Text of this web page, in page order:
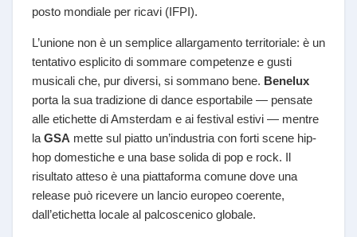
posto mondiale per ricavi (IFPI).
L’unione non è un semplice allargamento territoriale: è un
tentativo esplicito di sommare competenze e gusti
musicali che, pur diversi, si sommano bene. Benelux
porta la sua tradizione di dance esportabile — pensate
alle etichette di Amsterdam e ai festival estivi — mentre
la GSA mette sul piatto un’industria con forti scene hip-
hop domestiche e una base solida di pop e rock. Il
risultato atteso è una piattaforma comune dove una
release può ricevere un lancio europeo coerente,
dall’etichetta locale al palcoscenico globale.